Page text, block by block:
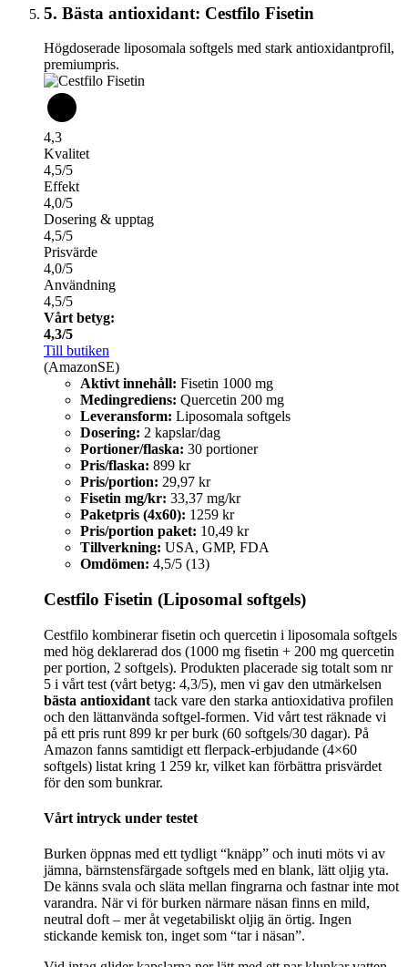
5. Bästa antioxidant: Cestfilo Fisetin
Högdoserade liposomala softgels med stark antioxidantprofil,
premiumpris.
4,3
Kvalitet
4,5/5
Effekt
4,0/5
Dosering & upptag
4,5/5
Prisvärde
4,0/5
Användning
4,5/5
Vårt betyg:
4,3/5
Till butiken
(AmazonSE)
Aktivt innehåll: Fisetin 1000 mg
Medingrediens: Quercetin 200 mg
Leveransform: Liposomala softgels
Dosering: 2 kapslar/dag
Portioner/flaska: 30 portioner
Pris/flaska: 899 kr
Pris/portion: 29,97 kr
Fisetin mg/kr: 33,37 mg/kr
Paketpris (4x60): 1259 kr
Pris/portion paket: 10,49 kr
Tillverkning: USA, GMP, FDA
Omdömen: 4,5/5 (13)
Cestfilo Fisetin (Liposomal softgels)
Cestfilo kombinerar fisetin och quercetin i liposomala softgels
med hög deklarerad dos (1000 mg fisetin + 200 mg quercetin
per portion, 2 softgels). Produkten placerade sig totalt som nr
5 i vårt test (vårt betyg: 4,3/5), men vi gav den utmärkelsen
bästa antioxidant tack vare den starka antioxidativa profilen
och den lättanvända softgel-formen. Vid vårt test räknade vi
på ett pris runt 899 kr per burk (60 softgels/30 dagar). På
Amazon fanns samtidigt ett flerpack-erbjudande (4×60
softgels) listat kring 1 259 kr, vilket kan förbättra prisvärdet
för den som bunkrar.
Vårt intryck under testet
Burken öppnas med ett tydligt “knäpp” och inuti möts vi av
jämna, bärnstensfärgade softgels med en blank, lätt oljig yta.
De känns svala och släta mellan fingrarna och fastnar inte mot
varandra. När vi för burken närmare näsan finns en mild,
neutral doft – mer åt vegetabiliskt oljig än örtig. Ingen
stickande kemisk ton, inget som “tar i näsan”.